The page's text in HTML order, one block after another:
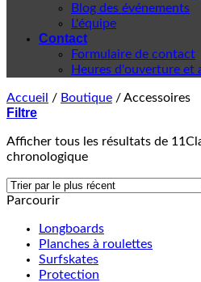
Blog des événements
L'équipe
Contact
Formulaire de contact
Heures d'ouverture et
Accueil / Boutique /Accessoires
Filtre
Afficher tous les résultats de 11
chronologique
Parcourir
Longboards
Planches à roulettes
Surfskates
Protection